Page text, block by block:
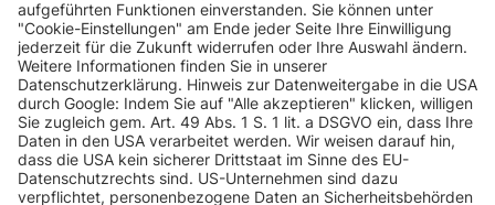
INFORMATIONEN
KUNDENSERVICE
INFORMATIONEN